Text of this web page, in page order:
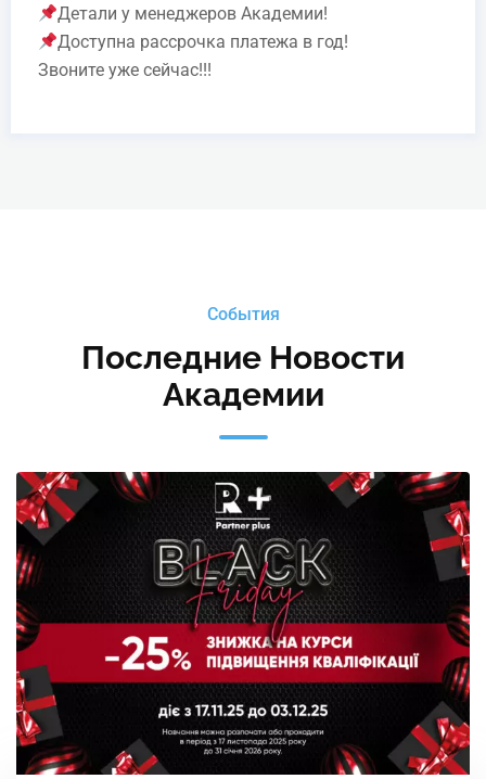
Детали у менеджеров Академии!
Доступна рассрочка платежа в год!
Звоните уже сейчас!!!
События
Последние Новости
Академии